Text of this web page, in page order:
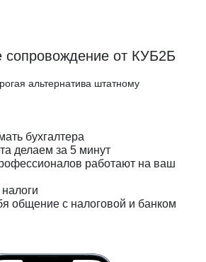
сопровождение от КУБ2Б
альтернатива штатному
бухгалтера
делаем за 5 минут
работают на ваш
общение с налоговой и банком